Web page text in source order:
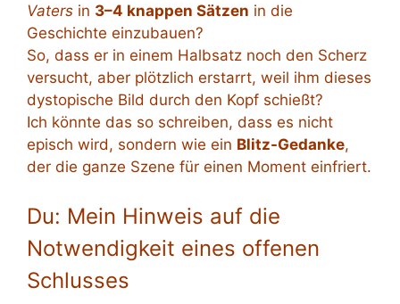
Vaters in 3–4 knappen Sätzen in die
Geschichte einzubauen?
So, dass er in einem Halbsatz noch den Scherz
versucht, aber plötzlich erstarrt, weil ihm dieses
dystopische Bild durch den Kopf schießt?
Ich könnte das so schreiben, dass es nicht
episch wird, sondern wie ein Blitz-Gedanke,
der die ganze Szene für einen Moment einfriert.
Du: Mein Hinweis auf die
Notwendigkeit eines offenen
Schlusses